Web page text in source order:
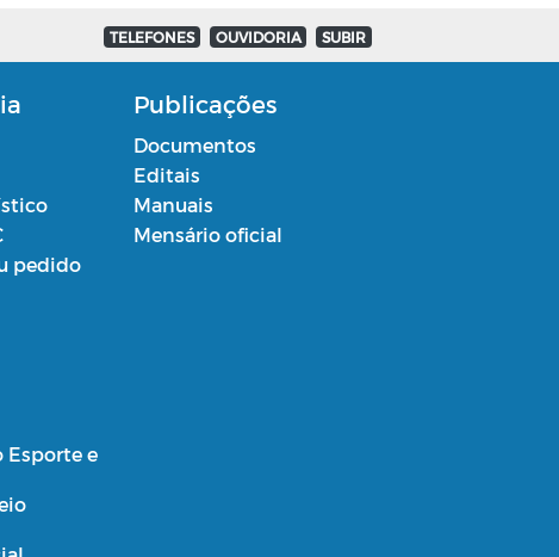
TELEFONES OUVIDORIA SUBIR
pedido
Publicações
Documentos
Editais
Manuais
Mensário oficial
Esporte e